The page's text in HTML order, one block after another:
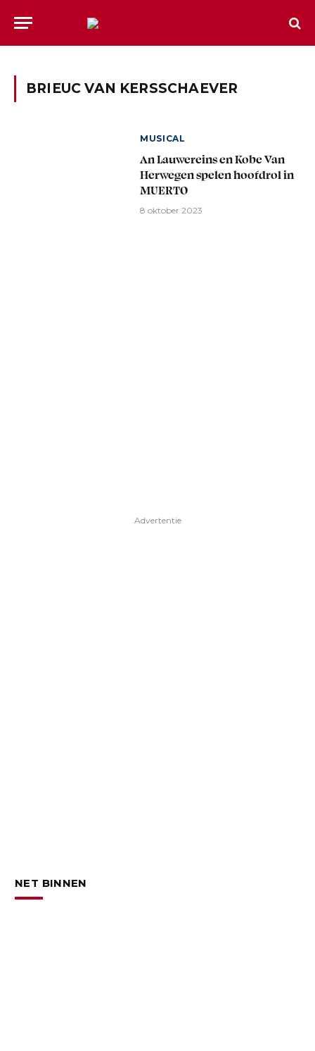
BRIEUC VAN KERSSCHAEVER
MUSICAL
An Lauwereins en Kobe Van
Herwegen spelen hoofdrol in
MUERTO
8 oktober 2023
Advertentie
NET BINNEN